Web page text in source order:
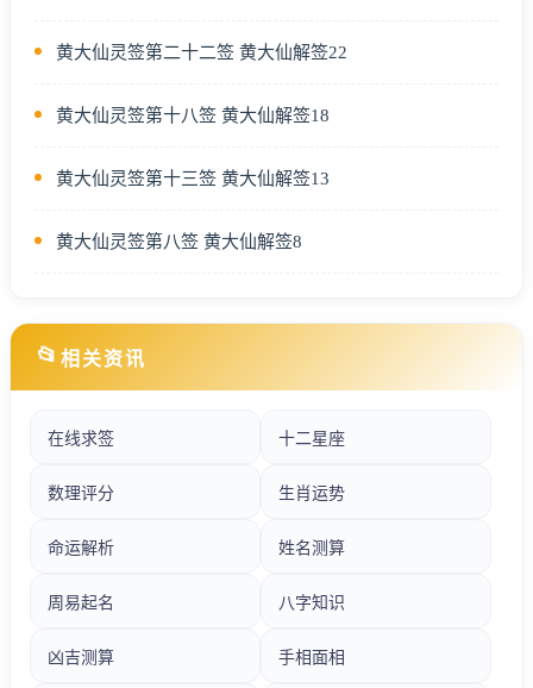
黄大仙灵签第二十二签 黄大仙解签22
黄大仙灵签第十八签 黄大仙解签18
黄大仙灵签第十三签 黄大仙解签13
黄大仙灵签第八签 黄大仙解签8
📂 相关资讯
在线求签 十二星座
数理评分 生肖运势
命运解析 姓名测算
周易起名 八字知识
凶吉测算 手相面相